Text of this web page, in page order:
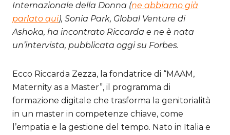
Internazionale della Donna (ne abbiamo già
parlato qui), Sonia Park, Global Venture di
Ashoka, ha incontrato Riccarda e ne è nata
un’intervista, pubblicata oggi su Forbes.
Ecco Riccarda Zezza, la fondatrice di “MAAM,
Maternity as a Master”, il programma di
formazione digitale che trasforma la genitorialità
in un master in competenze chiave, come
l’empatia e la gestione del tempo. Nato in Italia e